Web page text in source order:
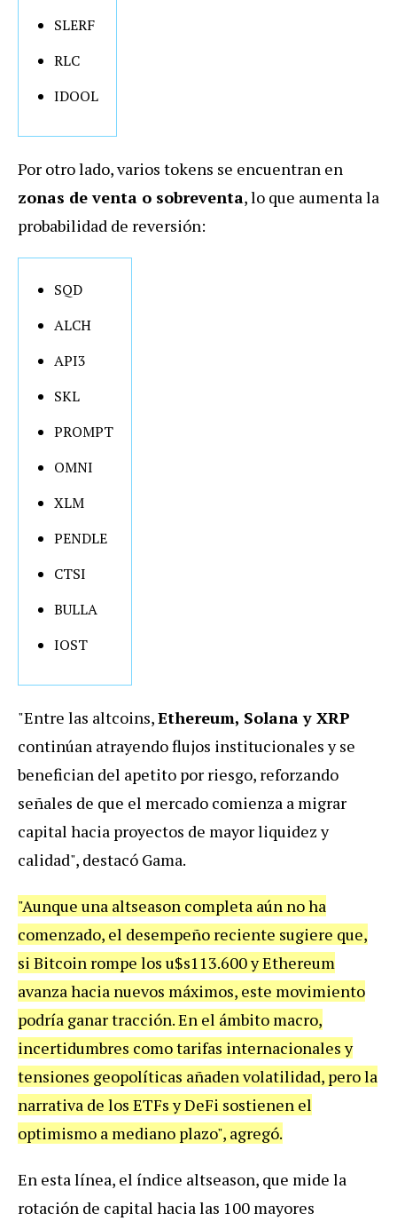
SLERF
RLC
IDOOL
Por otro lado, varios tokens se encuentran en
zonas de venta o sobreventa, lo que aumenta la
probabilidad de reversión:
SQD
ALCH
API3
SKL
PROMPT
OMNI
XLM
PENDLE
CTSI
BULLA
IOST
"Entre las altcoins,Ethereum, Solana y XRP
continúan atrayendo flujos institucionales y se
benefician del apetito por riesgo, reforzando
señales de que el mercado comienza a migrar
capital hacia proyectos de mayor liquidez y
calidad", destacó Gama.
"Aunque una altseason completa aún no ha
comenzado, el desempeño reciente sugiere que,
si Bitcoin rompe los u$s113.600 y Ethereum
avanza hacia nuevos máximos, este movimiento
podría ganar tracción. En el ámbito macro,
incertidumbres como tarifas internacionales y
tensiones geopolíticas añaden volatilidad, pero la
narrativa de los ETFs y DeFi sostienen el
optimismo a mediano plazo", agregó.
En esta línea, el índice altseason, que mide la
rotación de capital hacia las 100 mayores